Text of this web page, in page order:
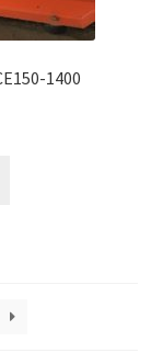
1400